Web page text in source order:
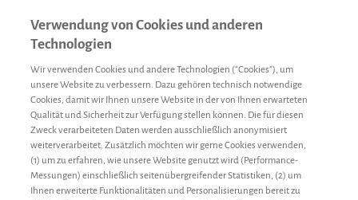
Verwendung von Cookies und anderen
Technologien
Wir verwenden Cookies und andere Technologien (“Cookies”), um
unsere Website zu verbessern. Dazu gehören technisch notwendige
Cookies, damit wir Ihnen unsere Website in der von Ihnen erwarteten
Qualität und Sicherheit zur Verfügung stellen können. Die für diesen
Zweck verarbeiteten Daten werden ausschließlich anonymisiert
weiterverarbeitet. Zusätzlich möchten wir gerne Cookies verwenden,
(1) um zu erfahren, wie unsere Website genutzt wird (Performance-
Messungen) einschließlich seitenübergreifender Statistiken, (2) um
Ihnen erweiterte Funktionalitäten und Personalisierungen bereit zu